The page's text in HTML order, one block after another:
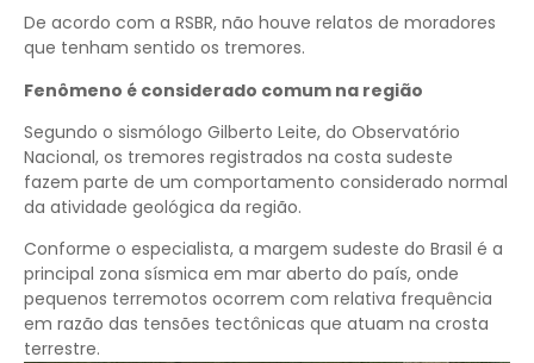
De acordo com a RSBR, não houve relatos de moradores
que tenham sentido os tremores.
Fenômeno é considerado comum na região
Segundo o sismólogo Gilberto Leite, do Observatório
Nacional, os tremores registrados na costa sudeste
fazem parte de um comportamento considerado normal
da atividade geológica da região.
Conforme o especialista, a margem sudeste do Brasil é a
principal zona sísmica em mar aberto do país, onde
pequenos terremotos ocorrem com relativa frequência
em razão das tensões tectônicas que atuam na crosta
terrestre.